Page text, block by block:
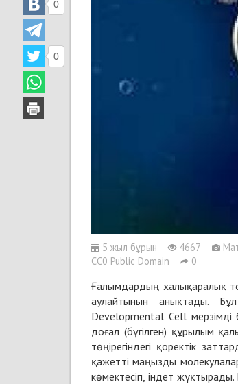
5 жыл бұрын 4667
CC0 Public Domain
0
0
0
Ғалымдардың халықаралық
аулайтынын анықтады.
Developmental Cell
доғал (бүгілген) құрылым
төңірегіндегі қоректік
қажетті маңызды
көмектесіп, індет